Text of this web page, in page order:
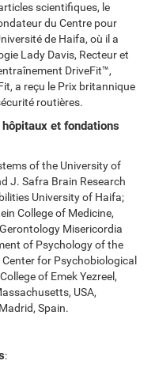
scientifiques, le
du Centre pour
de Haifa, où il a
Lady Davis, Recteur et
DriveFit™,
a reçu le Prix britannique
routières.
et fondations
of the University of
J. Safra Brain Research
University of Haifa;
College of Medicine,
Misericordia
of Psychology of the
for Psychobiological
of Emek Yezreel,
USA,
Spain.
: